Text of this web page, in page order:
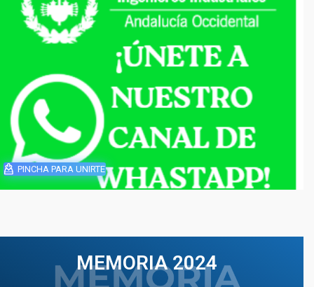
PINCHA PARA UNIRTE
MEMORIA 2024